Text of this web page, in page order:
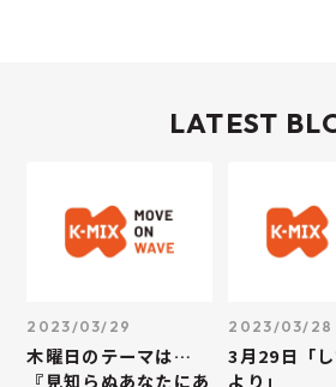
LATEST
2023/03/29
木曜日のテーマは…
『見知らぬあなたにあ
2023/03/28
3月29日「
より」